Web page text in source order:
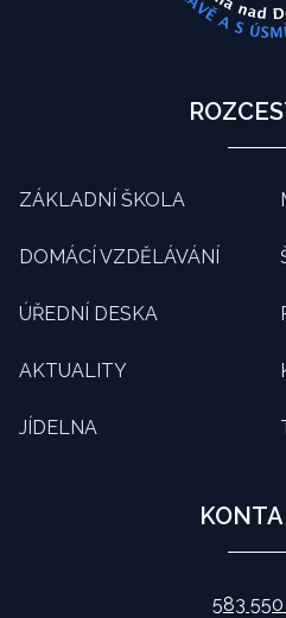
ZÁKLADNÍ ŠKOLA
DOMÁCÍ VZDĚLÁVÁNÍ
ÚŘEDNÍ DESKA
AKTUALITY
JÍDELNA
583 550